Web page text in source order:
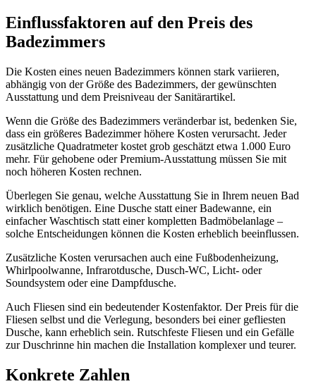
Einflussfaktoren auf den Preis des
Badezimmers
Die Kosten eines neuen Badezimmers können stark variieren,
abhängig von der Größe des Badezimmers, der gewünschten
Ausstattung und dem Preisniveau der Sanitärartikel.
Wenn die Größe des Badezimmers veränderbar ist, bedenken Sie,
dass ein größeres Badezimmer höhere Kosten verursacht. Jeder
zusätzliche Quadratmeter kostet grob geschätzt etwa 1.000 Euro
mehr. Für gehobene oder Premium-Ausstattung müssen Sie mit
noch höheren Kosten rechnen.
Überlegen Sie genau, welche Ausstattung Sie in Ihrem neuen Bad
wirklich benötigen. Eine Dusche statt einer Badewanne, ein
einfacher Waschtisch statt einer kompletten Badmöbelanlage –
solche Entscheidungen können die Kosten erheblich beeinflussen.
Zusätzliche Kosten verursachen auch eine Fußbodenheizung,
Whirlpoolwanne, Infrarotdusche, Dusch-WC, Licht- oder
Soundsystem oder eine Dampfdusche.
Auch Fliesen sind ein bedeutender Kostenfaktor. Der Preis für die
Fliesen selbst und die Verlegung, besonders bei einer gefliesten
Dusche, kann erheblich sein. Rutschfeste Fliesen und ein Gefälle
zur Duschrinne hin machen die Installation komplexer und teurer.
Konkrete Zahlen